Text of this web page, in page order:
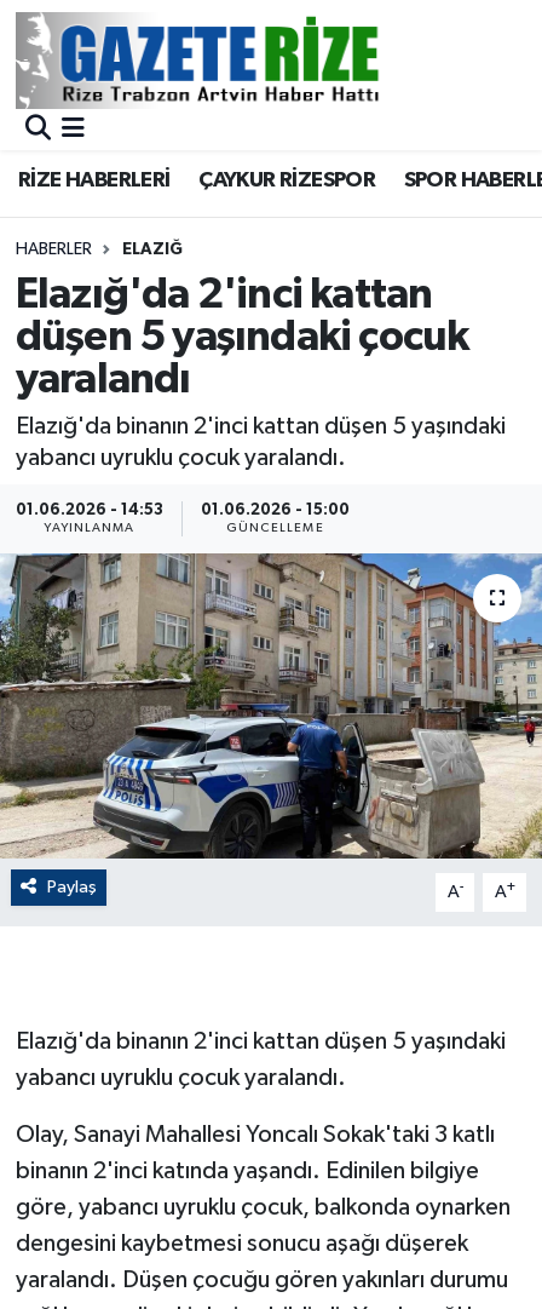
RİZE HABERLERİ ÇAYKUR RİZESPOR SPOR
HABERLER ELAZIĞ
Elazığ'da 2'inci kattan
düşen 5 yaşındaki çocuk
yaralandı
Elazığ'da binanın 2'inci kattan düşen 5 yaşındaki
yabancı uyruklu çocuk yaralandı.
01.06.2026 - 14:53
YAYINLANMA
01.06.2026 - 15:00
GÜNCELLEME
Paylaş A- A+
Elazığ'da binanın 2'inci kattan düşen 5 yaşındaki
yabancı uyruklu çocuk yaralandı.
Olay, Sanayi Mahallesi Yoncalı Sokak'taki 3 katlı
binanın 2'inci katında yaşandı. Edinilen bilgiye
göre, yabancı uyruklu çocuk, balkonda oynarken
dengesini kaybetmesi sonucu aşağı düşerek
yaralandı. Düşen çocuğu gören yakınları durumu
BÖLGEMİZ
Asayiş
Rize Jandarma Komutanlığı
Bilim Teknoloji
Advertising news
Canlı Maç
ÇEVRE
Dış Haberler
Dünya
EĞİTİM
EKONOMİ
English News
Gayrimenkul
GENEL
GÜNDEM
Merkez Nöbetçi Eczaneler
Merkez Trafik Yoğunluk Haritası
Süper Lig Puan Durumu ve Fikstür
Tüm Manşetler
Haber Arşivi